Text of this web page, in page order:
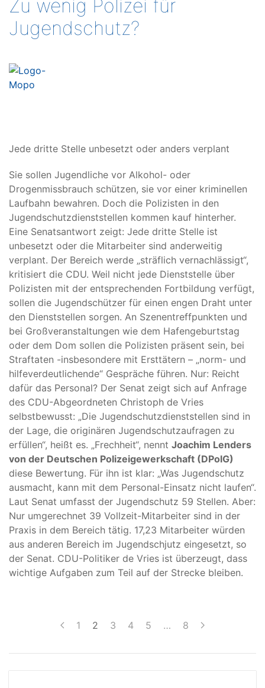
Zu wenig Polizei für
Jugendschutz?
Jede dritte Stelle unbesetzt oder anders verplant
Sie sollen Jugendliche vor Alkohol- oder
Drogenmissbrauch schützen, sie vor einer kriminellen
Laufbahn bewahren. Doch die Polizisten in den
Jugendschutzdienststellen kommen kauf hinterher.
Eine Senatsantwort zeigt: Jede dritte Stelle ist
unbesetzt oder die Mitarbeiter sind anderweitig
verplant. Der Bereich werde „sträflich vernachlässigt“,
kritisiert die CDU. Weil nicht jede Dienststelle über
Polizisten mit der entsprechenden Fortbildung verfügt,
sollen die Jugendschützer für einen engen Draht unter
den Dienststellen sorgen. An Szenentreffpunkten und
bei Großveranstaltungen wie dem Hafengeburtstag
oder dem Dom sollen die Polizisten präsent sein, bei
Straftaten -insbesondere mit Ersttätern – „norm- und
hilfeverdeutlichende“ Gespräche führen. Nur: Reicht
dafür das Personal? Der Senat zeigt sich auf Anfrage
des CDU-Abgeordneten Christoph de Vries
selbstbewusst: „Die Jugendschutzdienststellen sind in
der Lage, die originären Jugendschutzaufragen zu
erfüllen“, heißt es. „Frechheit“, nennt Joachim Lenders
von der Deutschen Polizeigewerkschaft (DPolG)
diese Bewertung. Für ihn ist klar: „Was Jugendschutz
ausmacht, kann mit dem Personal-Einsatz nicht laufen“.
Laut Senat umfasst der Jugendschutz 59 Stellen. Aber:
Nur umgerechnet 39 Vollzeit-Mitarbeiter sind in der
Praxis in dem Bereich tätig. 17,23 Mitarbeiter würden
aus anderen Bereich im Jugendschjutz eingesetzt, so
der Senat. CDU-Politiker de Vries ist überzeugt, dass
wichtige Aufgaben zum Teil auf der Strecke bleiben.
1 2 3 4 5 … 8